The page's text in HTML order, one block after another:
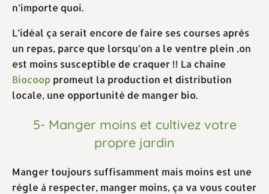
n’importe quoi.
L’idéal ça serait encore de faire ses courses après
un repas, parce que lorsqu’on a le ventre plein ,on
est moins susceptible de craquer !! La chaine
Biocoop promeut la production et distribution
locale, une opportunité de manger bio.
5- Manger moins et cultivez votre
propre jardin
Manger toujours suffisamment mais moins est une
règle à respecter, manger moins, ça va vous couter